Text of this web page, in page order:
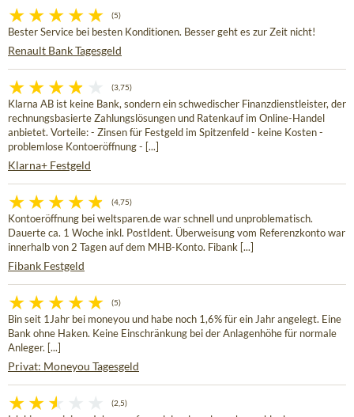
(5)
Bester Service bei besten Konditionen. Besser geht es zur Zeit nicht!
Renault Bank Tagesgeld
(3,75)
Klarna AB ist keine Bank, sondern ein schwedischer Finanzdienstleister, der
rechnungsbasierte Zahlungslösungen und Ratenkauf im Online-Handel
anbietet. Vorteile: - Zinsen für Festgeld im Spitzenfeld - keine Kosten -
problemlose Kontoeröffnung - [...]
Klarna+ Festgeld
(4,75)
Kontoeröffnung bei weltsparen.de war schnell und unproblematisch.
Dauerte ca. 1 Woche inkl. PostIdent. Überweisung vom Referenzkonto war
innerhalb von 2 Tagen auf dem MHB-Konto. Fibank [...]
Fibank Festgeld
(5)
Bin seit 1Jahr bei moneyou und habe noch 1,6% für ein Jahr angelegt. Eine
Bank ohne Haken. Keine Einschränkung bei der Anlagenhöhe für normale
Anleger. [...]
Privat: Moneyou Tagesgeld
(2,5)